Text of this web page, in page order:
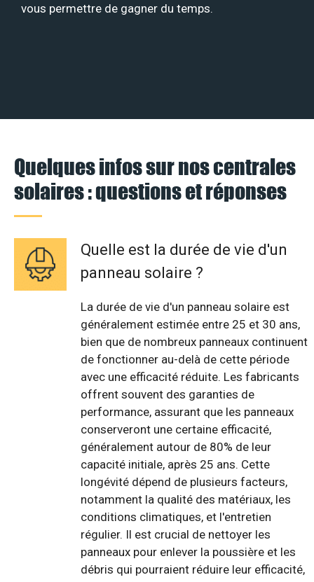
vous permettre de gagner du temps.
Quelques infos sur nos centrales
solaires : questions et réponses
Quelle est la durée de vie d'un
panneau solaire ?
La durée de vie d'un panneau solaire est
généralement estimée entre 25 et 30 ans,
bien que de nombreux panneaux continuent
de fonctionner au-delà de cette période
avec une efficacité réduite. Les fabricants
offrent souvent des garanties de
performance, assurant que les panneaux
conserveront une certaine efficacité,
généralement autour de 80% de leur
capacité initiale, après 25 ans. Cette
longévité dépend de plusieurs facteurs,
notamment la qualité des matériaux, les
conditions climatiques, et l'entretien
régulier. Il est crucial de nettoyer les
panneaux pour enlever la poussière et les
débris qui pourraient réduire leur efficacité,